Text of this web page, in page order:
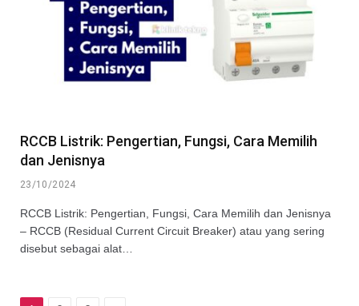
RCCB Listrik: Pengertian, Fungsi, Cara Memilih
dan Jenisnya
23/10/2024
RCCB Listrik: Pengertian, Fungsi, Cara Memilih dan Jenisnya
– RCCB (Residual Current Circuit Breaker) atau yang sering
disebut sebagai alat…